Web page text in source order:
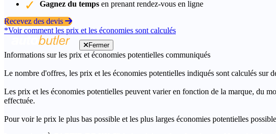
Gagnez du temps en prenant rendez-vous en ligne
Recevez des devis
*Voir comment les prix et les économies sont calculés
Fermer
Informations sur les prix et économies potentielles communiqués
Le nombre d'offres, les prix et les économies potentielles indiqués sont calculés sur
Les prix et les économies potentielles peuvent varier en fonction de la marque, du
effectuée.
Pour voir le prix le plus bas possible et les plus larges économies potentielles